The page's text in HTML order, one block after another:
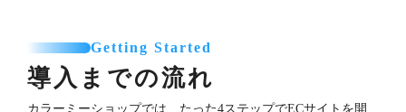
Getting Started
導入までの流れ
カラーミーショップでは、たった4ステップでECサイトを開